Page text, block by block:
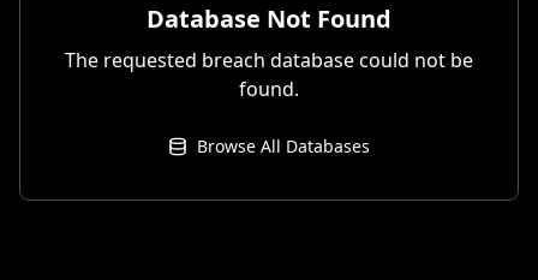
Database Not Found
The requested breach database could not be
found.
Browse All Databases